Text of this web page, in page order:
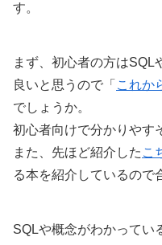
す。
まず、初心者の方はSQL
良いと思うので「 これか
でしょうか。
初心者向けで分かりやす
また、先ほど紹介した こ
る本を紹介しているので
SQLや概念がわかってい